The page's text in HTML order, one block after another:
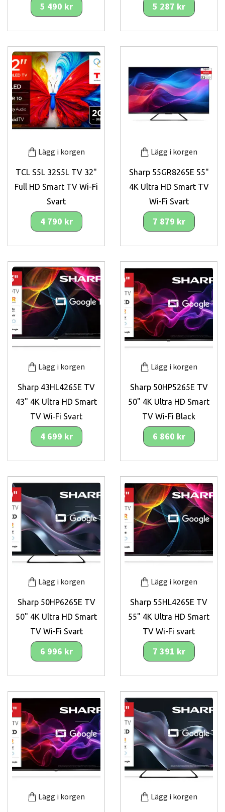
5 490 kr 5 287 kr
Lägg i korgen
TCL S5L 32S5L TV 32"
Full HD Smart TV Wi-Fi
Svart
4 790 kr
Lägg i korgen
Sharp 55GR8265E 55"
4K Ultra HD Smart TV
Wi-Fi Svart
7 879 kr
Lägg i korgen
Sharp 43HL4265E TV
43" 4K Ultra HD Smart
TV Wi‑Fi Svart
4 699 kr
Lägg i korgen
Sharp 50HP5265E TV
50" 4K Ultra HD Smart
TV Wi-Fi Black
6 860 kr
Lägg i korgen
Sharp 50HP6265E TV
50" 4K Ultra HD Smart
TV Wi-Fi Svart
6 996 kr
Lägg i korgen
Sharp 55HL4265E TV
55" 4K Ultra HD Smart
TV Wi-Fi svart
7 391 kr
Lägg i korgen Lägg i korgen